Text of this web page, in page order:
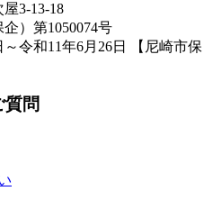
3-13-18
）第1050074号
令和11年6月26日 【尼崎市保
質問